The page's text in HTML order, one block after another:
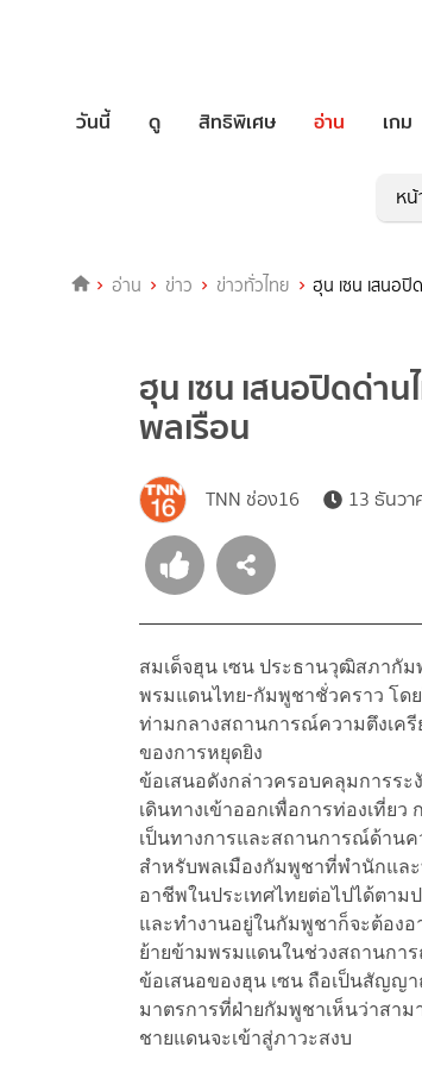
วันนี้ ดู สิทธิพิเศษ อ่าน เกม
หน้
อ่าน ข่าว ข่าวทั่วไทย ฮุน เซน เสนอ
ฮุน เซน เสนอปิดด่า
พลเรือน
TNN ช่อง16 13 ธันว
สมเด็จฮุน เซน ประธานวุฒิสภากั
พรมแดนไทย-กัมพูชาชั่วคราว โด
ท่ามกลางสถานการณ์ความตึงเค
ของการหยุดยิง
ข้อเสนอดังกล่าวครอบคลุมการระ
เดินทางเข้าออกเพื่อการท่องเที่ย
เป็นทางการและสถานการณ์ด้าน
สำหรับพลเมืองกัมพูชาที่พำนักแล
อาชีพในประเทศไทยต่อไปได้ตาม
และทำงานอยู่ในกัมพูชาก็จะต้องอ
ย้ายข้ามพรมแดนในช่วงสถานกา
ข้อเสนอของฮุน เซน ถือเป็นสัญญ
มาตรการที่ฝ่ายกัมพูชาเห็นว่าสา
ชายแดนจะเข้าสู่ภาวะสงบ